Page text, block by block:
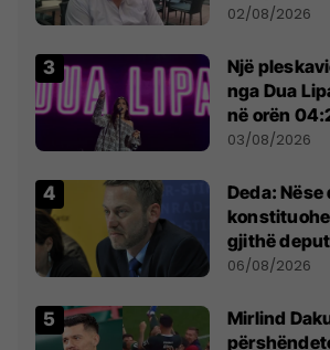
dikush e
02/08/2026
Një
nga Dua
në orën
- dhe bota
03/08/2026
Deda:
gjithë
bëjnë
06/08/2026
Mirlind